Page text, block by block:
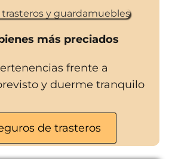
más preciados
frente a
y duerme tranquilo
de trasteros